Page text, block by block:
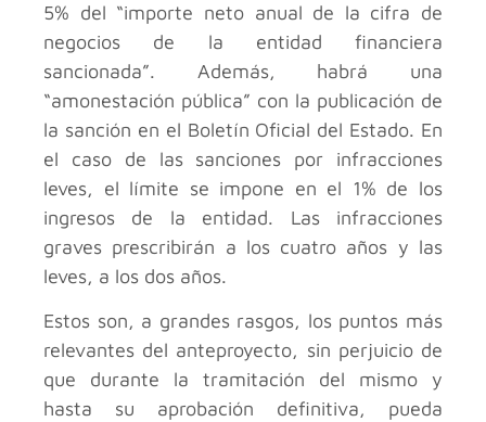
5% del “importe neto anual de la cifra de
negocios de la entidad financiera
sancionada”. Además, habrá una
“amonestación pública” con la publicación de
la sanción en el Boletín Oficial del Estado. En
el caso de las sanciones por infracciones
leves, el límite se impone en el 1% de los
ingresos de la entidad. Las infracciones
graves prescribirán a los cuatro años y las
leves, a los dos años.
Estos son, a grandes rasgos, los puntos más
relevantes del anteproyecto, sin perjuicio de
que durante la tramitación del mismo y
hasta su aprobación definitiva, pueda